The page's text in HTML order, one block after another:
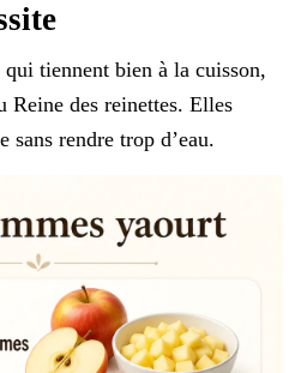
qui tiennent bien à la cuisson,
Reine des reinettes. Elles
sans rendre trop d’eau.